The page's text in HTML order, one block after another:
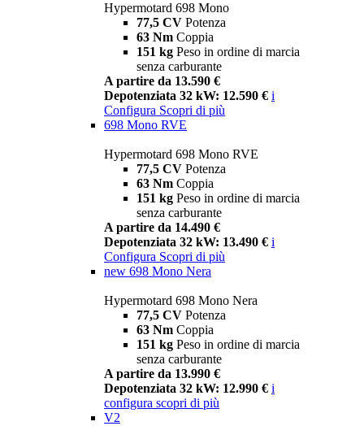
Hypermotard 698 Mono
77,5 CV Potenza
63 Nm Coppia
151 kg Peso in ordine di marcia
senza carburante
A partire da 13.590 €
Depotenziata 32 kW: 12.590 € i
Configura Scopri di più
698 Mono RVE
Hypermotard 698 Mono RVE
77,5 CV Potenza
63 Nm Coppia
151 kg Peso in ordine di marcia
senza carburante
A partire da 14.490 €
Depotenziata 32 kW: 13.490 € i
Configura Scopri di più
new 698 Mono Nera
Hypermotard 698 Mono Nera
77,5 CV Potenza
63 Nm Coppia
151 kg Peso in ordine di marcia
senza carburante
A partire da 13.990 €
Depotenziata 32 kW: 12.990 € i
configura scopri di più
V2